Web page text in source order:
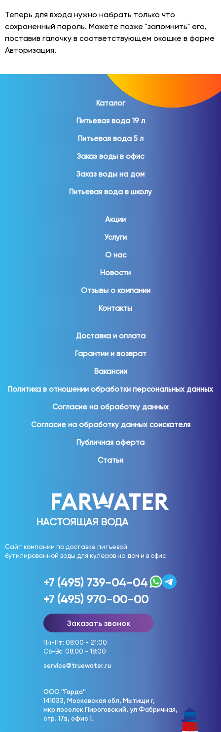
Теперь для входа нужно набрать только что
сохраненный пароль. Можете позже "запомнить" его,
поставив галочку в соответствующем окошке в форме
Авторизация.
НАСТОЯЩАЯ ВОДА
Сайт компании по доставке питьевой
бутилированной воды для кулеров на дом и в офис
Каталог
Питьевая вода 19 л
Питьевая вода 5 л
Заказ воды в офис
Заказ воды на дом
Питьевая вода в школу
Акции
Услуги
О нас
Новости
Отзывы о компании
Контакты
Доставка и оплата
Гарантии и возврат
Вакансии
Политика в отношении обработки персональных данных
Согласие на обработку данных
Согласие на обработку данных соискателя
Публичная оферта
Статьи
+7 (495) 739-04-04
+7 (495) 970-00-00
Заказать звонок
Пн-Пт: 08:00 - 21:00
Сб-Вс: 08:00 - 18:00
service@truewater.ru
ООО "Гарда"
141033, Московская обл, Мытищи г,
мкр поселок Пироговский, ул Фабричная,
стр. 17в, офис 1.